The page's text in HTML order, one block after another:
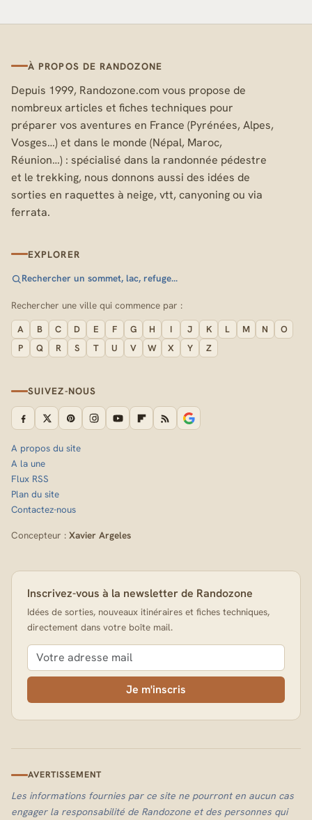
À PROPOS DE RANDOZONE
Depuis 1999, Randozone.com vous propose de
nombreux articles et fiches techniques pour
préparer vos aventures en France (Pyrénées, Alpes,
Vosges…) et dans le monde (Népal, Maroc,
Réunion…) : spécialisé dans la randonnée pédestre
et le trekking, nous donnons aussi des idées de
sorties en raquettes à neige, vtt, canyoning ou via
ferrata.
EXPLORER
Rechercher un sommet, lac, refuge…
Rechercher une ville qui commence par :
A B C D E F G H I J K L M N
O
P
Q R S T U V W X Y Z
SUIVEZ-NOUS
A propos du site
A la une
Flux RSS
Plan du site
Contactez-nous
Concepteur : Xavier Argeles
Inscrivez-vous à la newsletter de Randozone
Idées de sorties, nouveaux itinéraires et fiches techniques,
directement dans votre boîte mail.
Je m'inscris
AVERTISSEMENT
Les informations fournies par ce site ne pourront en aucun cas
engager la responsabilité de Randozone et des personnes qui